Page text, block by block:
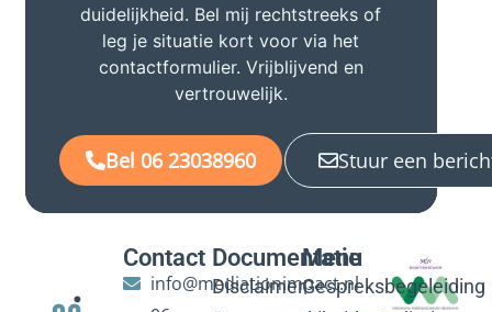
duidelijkheid. Bel mij rechtstreeks of
leg je situatie kort voor via het
contactformulier. Vrijblijvend en
vertrouwelijk.
Bel 06 23038960 Stuur een
Contact
info@mediationimpact.nl
Documentatie
Disclaimer
Menu
Gespreksbegeleiding